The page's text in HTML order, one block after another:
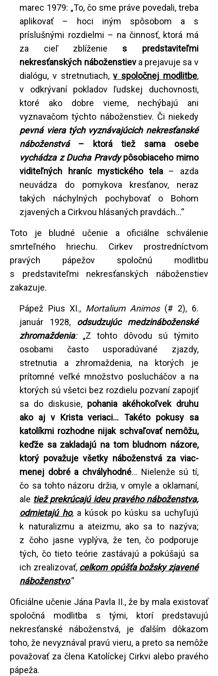
marec 1979: „To, čo sme práve povedali, treba
aplikovať – hoci iným spôsobom a s
príslušnými rozdielmi – na činnosť, ktorá má
za cieľ zblíženie s predstaviteľmi
nekresťanských náboženstieva prejavuje sa v
dialógu, v stretnutiach,v spoločnej modlitbe,
v odkrývaní pokladov ľudskej duchovnosti,
ktoré ako dobre vieme, nechýbajú ani
vyznavačom týchto náboženstiev. Či niekedy
pevná viera tých vyznávajúcich nekresťanské
náboženstvá– ktorá tiež sama osebe
vychádza z Ducha Pravdypôsobiaceho mimo
viditeľných hraníc mystického tela– azda
neuvádza do pomykova kresťanov, neraz
takých náchylných pochybovať o Bohom
zjavených a Cirkvou hlásaných pravdách...“
Toto je bludné učenie a oficiálne schválenie
smrteľného hriechu. Cirkev prostredníctvom
pravých pápežov spoločnú modlitbu
s predstaviteľmi nekresťanských náboženstiev
zakazuje.
Pápež Pius XI., Mortalium Animos (# 2), 6.
január 1928, odsudzujúc medzináboženské
zhromaždenia:„Z tohto dôvodu sú týmito
osobami často usporadúvané zjazdy,
stretnutia a zhromaždenia, na ktorých je
prítomné veľké množstvo poslucháčov a na
ktorých sú všetci bez rozdielu pozvaní zapojiť
sa do diskusie, pohania akéhokoľvek druhu
ako aj v Krista veriaci... Takéto pokusy sa
katolíkmi rozhodne nijak schvaľovať nemôžu,
keďže sa zakladajú na tom bludnom názore,
ktorý považuje všetky náboženstvá za viac-
menej dobré a chvályhodné... Nielenže sú tí,
čo sa tohto názoru držia, v omyle a oklamaní,
ale tiež prekrúcajú ideu pravého náboženstva,
odmietajú ho, a kúsok po kúsku sa uchyľujú
k naturalizmu a ateizmu, ako sa to nazýva;
z čoho jasne vyplýva, že ten, čo podporuje
tých, čo tieto teórie zastávajú a pokúšajú sa
ich zrealizovať, celkom opúšťa božsky zjavené
náboženstvo.“
Oficiálne učenie Jána Pavla II., že by mala existovať
spoločná modlitba s tými, ktorí predstavujú
nekresťanské náboženstvá, je ďalším dôkazom
toho, že nevyznával pravú vieru, a preto sa nemôže
považovať za člena Katolíckej Cirkvi alebo pravého
pápeža.